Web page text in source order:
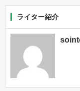
ライター紹介